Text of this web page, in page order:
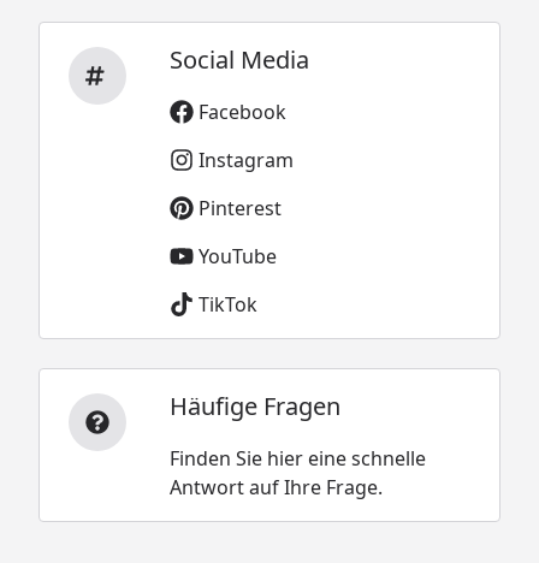
Social Media
Facebook
Instagram
Pinterest
YouTube
TikTok
Häufige Fragen
Finden Sie hier eine schnelle
Antwort auf Ihre Frage.